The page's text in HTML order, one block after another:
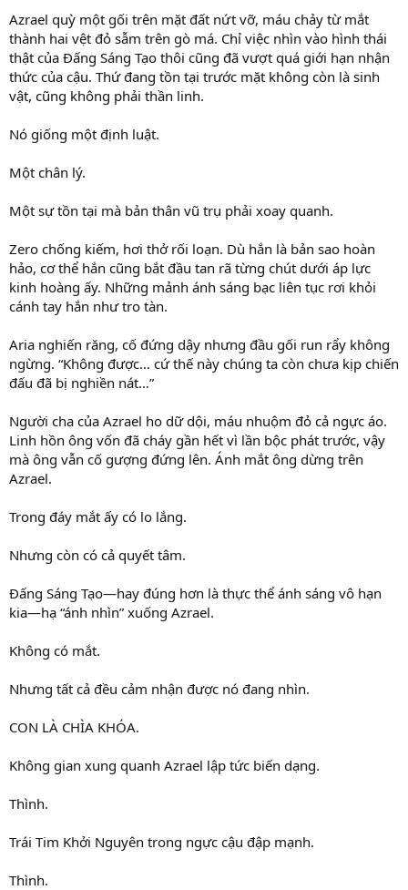
Azrael quỳ một gối trên mặt đất nứt vỡ, máu chảy từ mắt
thành hai vệt đỏ sẫm trên gò má. Chỉ việc nhìn vào hình thái
thật của Đấng Sáng Tạo thôi cũng đã vượt quá giới hạn nhận
thức của cậu. Thứ đang tồn tại trước mặt không còn là sinh
vật, cũng không phải thần linh.
Nó giống một định luật.
Một chân lý.
Một sự tồn tại mà bản thân vũ trụ phải xoay quanh.
Zero chống kiếm, hơi thở rối loạn. Dù hắn là bản sao hoàn
hảo, cơ thể hắn cũng bắt đầu tan rã từng chút dưới áp lực
kinh hoàng ấy. Những mảnh ánh sáng bạc liên tục rơi khỏi
cánh tay hắn như tro tàn.
Aria nghiến răng, cố đứng dậy nhưng đầu gối run rẩy không
ngừng. “Không được… cứ thế này chúng ta còn chưa kịp chiến
đấu đã bị nghiền nát…”
Người cha của Azrael ho dữ dội, máu nhuộm đỏ cả ngực áo.
Linh hồn ông vốn đã cháy gần hết vì lần bộc phát trước, vậy
mà ông vẫn cố gượng đứng lên. Ánh mắt ông dừng trên
Azrael.
Trong đáy mắt ấy có lo lắng.
Nhưng còn có cả quyết tâm.
Đấng Sáng Tạo—hay đúng hơn là thực thể ánh sáng vô hạn
kia—hạ “ánh nhìn” xuống Azrael.
Không có mắt.
Nhưng tất cả đều cảm nhận được nó đang nhìn.
CON LÀ CHÌA KHÓA.
Không gian xung quanh Azrael lập tức biến dạng.
Thình.
Trái Tim Khởi Nguyên trong ngực cậu đập mạnh.
Thình.